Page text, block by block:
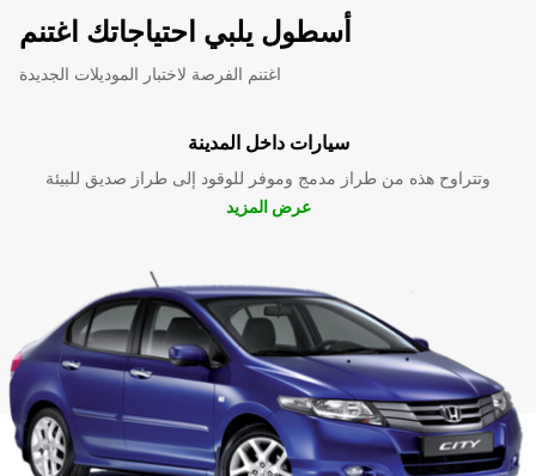
أسطول يلبي احتياجاتك اغتنم
اغتنم الفرصة لاختبار الموديلات الجديدة
سيارات داخل المدينة
وتتراوح هذه من طراز مدمج وموفر للوقود إلى طراز صديق للبيئة
عرض المزيد